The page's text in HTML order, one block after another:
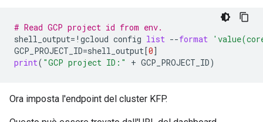
# Read GCP project id from env.
shell_output= ! gcloud config list --format
GCP_PROJECT_ID=shell_output[0]
print( "GCP project ID:" + GCP_PROJECT_ID)
Ora imposta l'endpoint del cluster KFP.